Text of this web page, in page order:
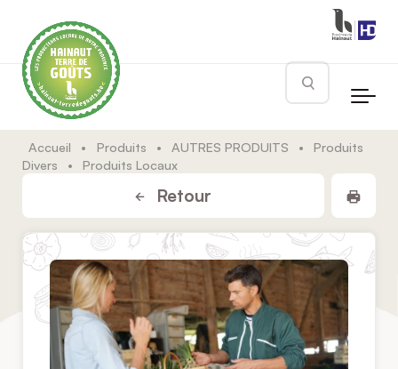
Rechercher
Accueil • Produits • AUTRES PRODUITS •
Produits
Divers
• Produits Locaux
Retour